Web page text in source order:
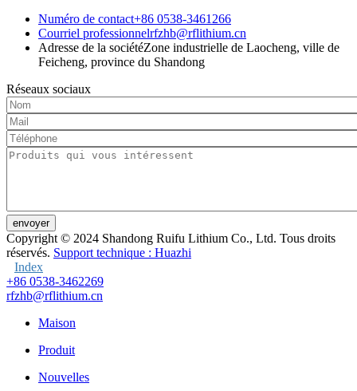
Numéro de contact+86 0538-3461266
Courriel professionnelrfzhb@rflithium.cn
Adresse de la sociétéZone industrielle de Laocheng, ville de
Feicheng, province du Shandong
Réseaux sociaux
envoyer
Copyright © 2024 Shandong Ruifu Lithium Co., Ltd. Tous droits
réservés. Support technique : Huazhi
Index
+86 0538-3462269
rfzhb@rflithium.cn
Maison
Produit
Nouvelles